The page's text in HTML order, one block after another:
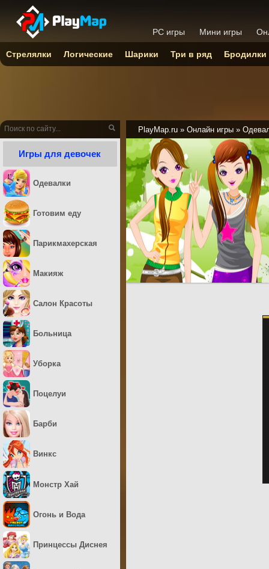
PlayMap.ru » Онлайн игры »
Игры для девочек
Одевалки
Готовим еду
Парикмахерская
Макияж
Салон Красоты
Больница
Уборка
Поцелуи
Барби
Винкс
Монстр Хай
Огонь и Вода
Принцессы Диснея
PC игры Мини игры
Стрелялки Логические Шарики Три в ряд Бродилки